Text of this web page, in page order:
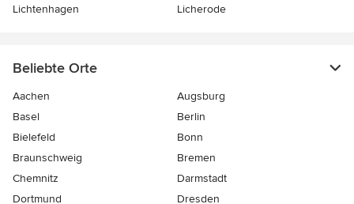
Lichtenhagen
Licherode
Beliebte Orte
Aachen
Augsburg
Basel
Berlin
Bielefeld
Bonn
Braunschweig
Bremen
Chemnitz
Darmstadt
Dortmund
Dresden